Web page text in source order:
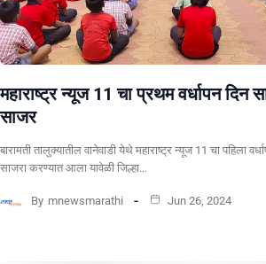
महाराष्ट्र न्यूज 11 चा प्रथम वर्धापन दिन
साजर
बारामती तालुक्यातील वानेवाडी येथे महाराष्ट्र न्यूज 11 चा पहिला
साजरा करण्यात आला यावेळी जिल्हा…
By mnewsmarathi Jun 26, 2024